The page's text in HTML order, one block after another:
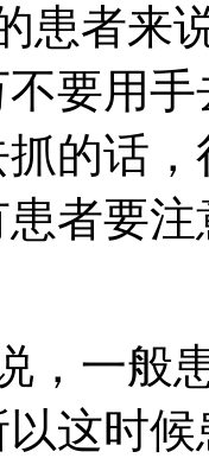
患者来
要用
的话
者要
，一般
这时